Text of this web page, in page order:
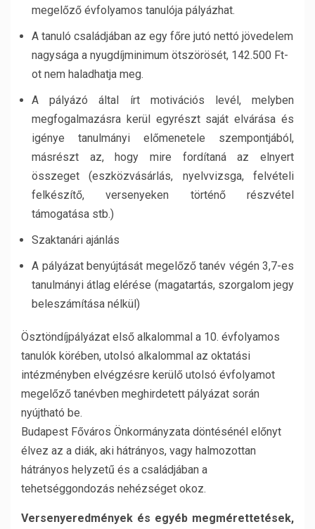
megelőző évfolyamos tanulója pályázhat.
A tanuló családjában az egy főre jutó nettó jövedelem
nagysága a nyugdíjminimum ötszörösét, 142.500 Ft-
ot nem haladhatja meg.
A pályázó által írt motivációs levél, melyben
megfogalmazásra kerül egyrészt saját elvárása és
igénye tanulmányi előmenetele szempontjából,
másrészt az, hogy mire fordítaná az elnyert
összeget (eszközvásárlás, nyelvvizsga, felvételi
felkészítő, versenyeken történő részvétel
támogatása stb.)
Szaktanári ajánlás
A pályázat benyújtását megelőző tanév végén 3,7-es
tanulmányi átlag elérése (magatartás, szorgalom jegy
beleszámítása nélkül)
Ösztöndíjpályázat első alkalommal a 10. évfolyamos
tanulók körében, utolsó alkalommal az oktatási
intézményben elvégzésre kerülő utolsó évfolyamot
megelőző tanévben meghirdetett pályázat során
nyújtható be.
Budapest Főváros Önkormányzata döntésénél előnyt
élvez az a diák, aki hátrányos, vagy halmozottan
hátrányos helyzetű és a családjában a
tehetséggondozás nehézséget okoz.
Versenyeredmények és egyéb megmérettetések,